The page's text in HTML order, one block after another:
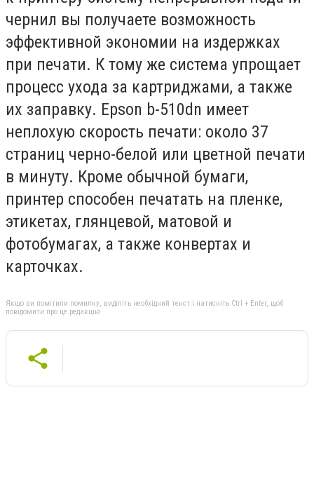
чернил вы получаете возможность
эффективной экономии на издержках
при печати. К тому же система упрощает
процесс ухода за картриджами, а также
их заправку. Еpson b-510dn имеет
неплохую скорость печати: около 37
страниц черно-белой или цветной печати
в минуту. Кроме обычной бумаги,
принтер способен печатать на пленке,
этикетах, глянцевой, матовой и
фотобумагах, а также конвертах и
карточках.
Якщо ви помітили помилку, виділіть необхідний текст і натисніть Ctrl + Enter, щоб
повідомити про це редакцію